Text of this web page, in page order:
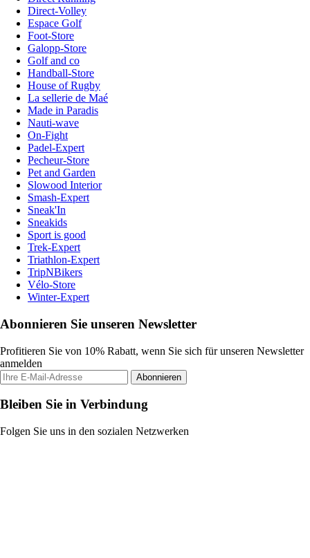
Direct-Volley
Espace Golf
Foot-Store
Galopp-Store
Golf and co
Handball-Store
House of Rugby
La sellerie de Maé
Made in Paradis
Nauti-wave
On-Fight
Padel-Expert
Pecheur-Store
Pet and Garden
Slowood Interior
Smash-Expert
Sneak'In
Sneakids
Sport is good
Trek-Expert
Triathlon-Expert
TripNBikers
Vélo-Store
Winter-Expert
Abonnieren Sie unseren Newsletter
Profitieren Sie von 10% Rabatt, wenn Sie sich für unseren Newsletter
anmelden
Abonnieren
Bleiben Sie in Verbindung
Folgen Sie uns in den sozialen Netzwerken